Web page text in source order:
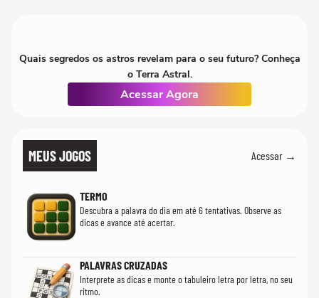
Quais segredos os astros revelam para o seu futuro? Conheça
o Terra Astral.
Acessar Agora
MEUS JOGOS Acessar →
TERMO
Descubra a palavra do dia em até 6 tentativas. Observe as
dicas e avance até acertar.
PALAVRAS CRUZADAS
Interprete as dicas e monte o tabuleiro letra por letra, no seu
ritmo.